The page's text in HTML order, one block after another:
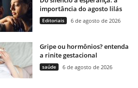
importância do agosto lilás
Editoriais 6 de agosto de 2026
Gripe ou hormônios? entenda
a rinite gestacional
saúde 6 de agosto de 2026